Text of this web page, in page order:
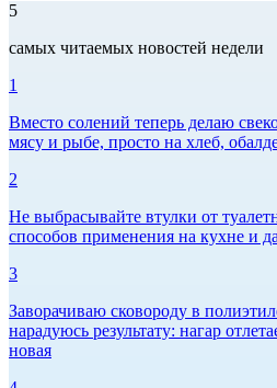
5
самых читаемых новостей недели
1
Вместо солений теперь делаю
мясу и рыбе, просто на хлеб,
2
Не выбрасывайте втулки от
способов применения на кухне и
3
Заворачиваю сковороду в
нарадуюсь результату: нагар
новая